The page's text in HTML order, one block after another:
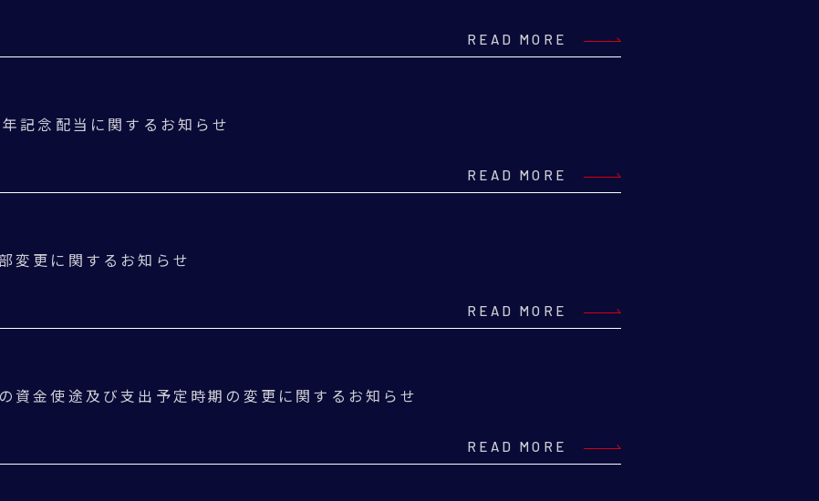
READ MORE
記念配当に関するお知らせ
READ MORE
変更に関するお知らせ
READ MORE
資金使途及び支出予定時期の変更に関するお知らせ
READ MORE